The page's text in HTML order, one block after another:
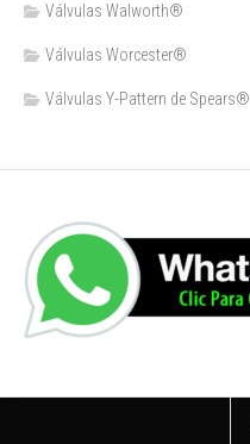
Válvulas Walworth®
Válvulas Worcester®
Válvulas Y-Pattern de Spears®️